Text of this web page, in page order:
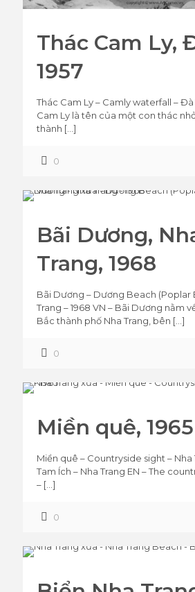
Thác Cam Ly,
1957
Thác Cam Ly – Camly waterfall – Đà
Cam Ly là tên của một con thác
thành […]
0
Bãi Dương,
Trang, 1968
Bãi Dương – Dương Beach (Poplar
Trang – 1968 VN – Bãi Dương nằm
Bắc thành phố Nha Trang, bên […]
0
Miền quê, 1965
Miền quê – Countryside sight – Nha
Tam Ích – Nha Trang EN – The
– […]
0